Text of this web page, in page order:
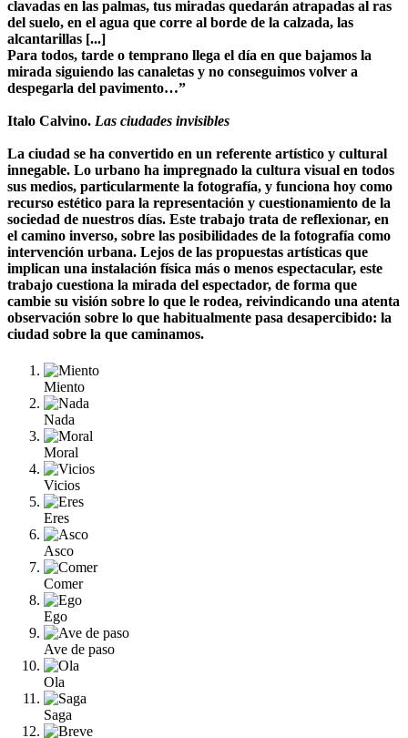
clavadas en las palmas, tus miradas quedarán atrapadas al ras
del suelo, en el agua que corre al borde de la calzada, las
alcantarillas [...]
Para todos, tarde o temprano llega el día en que bajamos la
mirada siguiendo las canaletas y no conseguimos volver a
despegarla del pavimento…”
Italo Calvino. Las ciudades invisibles
La ciudad se ha convertido en un referente artístico y cultural
innegable. Lo urbano ha impregnado la cultura visual en todos
sus medios, particularmente la fotografía, y funciona hoy como
recurso estético para la representación y cuestionamiento de la
sociedad de nuestros días. Este trabajo trata de reflexionar, en
el camino inverso, sobre las posibilidades de la fotografía como
intervención urbana. Lejos de las propuestas artísticas que
implican una instalación física más o menos espectacular, este
trabajo cuestiona la mirada del espectador, de forma que
cambie su visión sobre lo que le rodea, reivindicando una atenta
observación sobre lo que habitualmente pasa desapercibido: la
ciudad sobre la que caminamos.
Miento
Nada
Moral
Vicios
Eres
Asco
Comer
Ego
Ave de paso
Ola
Saga